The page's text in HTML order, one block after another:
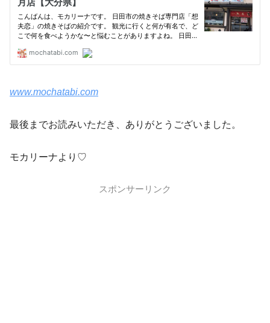
www.mochatabi.com
最後までお読みいただき、ありがとうございました。
モカリーナより♡
スポンサーリンク